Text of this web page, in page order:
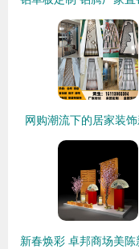
网购潮流下的居家装饰